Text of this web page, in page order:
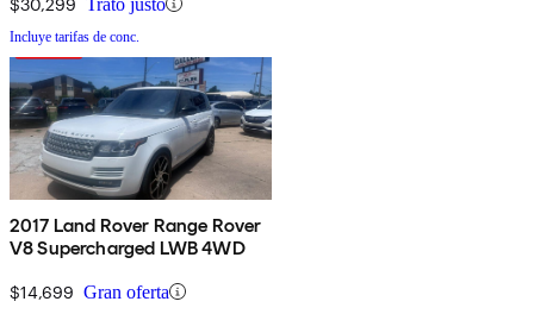
Incluye tarifas de conc.
2017 Land Rover Range Rover
V8 Supercharged LWB 4WD
$14,699 Gran oferta